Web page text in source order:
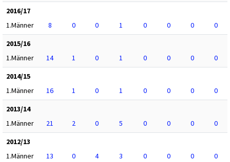
2016/17
1.Männer
8 0 0 1 0 0 0
0
2015/16
1.Männer
14 1 0 1 0 0 0
0
2014/15
1.Männer
16 1 0 1 0 0 0
0
2013/14
1.Männer
21 2 0 5 0 0 0
0
2012/13
1.Männer
13 0 4 3 0 0 0
0